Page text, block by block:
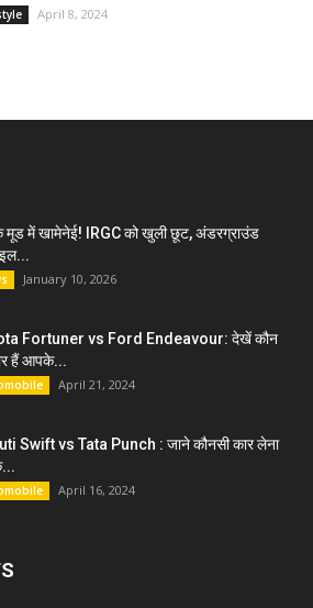
April 8, 2024
में खामेनेई! IRGC को खुली छूट, अंडरग्राउंड
January 10, 2026
Fortuner vs Ford Endeavour: देखें कौन
हैं आपके...
April 21, 2024
Swift vs Tata Punch : जाने कौनसी कार लेना
April 16, 2024